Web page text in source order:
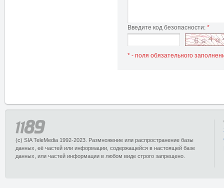
Введите код безопасности: *
* - поля обязательного
(c) SIA TeleMedia 1992-2023. Размножение или распространение базы
данных, её частей или информации, содержащейся в настоящей базе
данных, или частей информации в любом виде строго запрещено.